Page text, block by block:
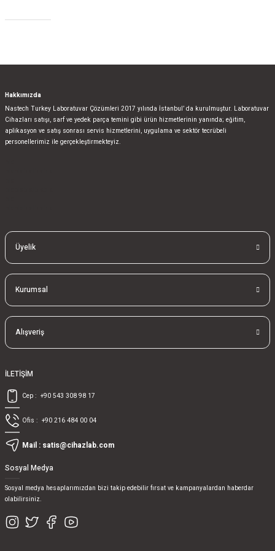
Hakkımızda
Nastech Turkey Laboratuvar Çözümleri 2017 yılında İstanbul’ da kurulmuştur. Laboratuvar
Cihazları satışı, sarf ve yedek parça temini gibi ürün hizmetlerinin yanında; eğitim,
aplikasyon ve satış sonrası servis hizmetlerini, uygulama ve sektör tecrübeli
personellerimiz ile gerçekleştirmekteyiz.
Üyelik
Kurumsal
Alışveriş
İLETİŞİM
Cep : +90 543 308 98 17
Ofis : +90 216 484 00 04
Mail : satis@cihazlab.com
Sosyal Medya
Sosyal medya hesaplarımızdan bizi takip edebilir fırsat ve kampanyalardan haberdar
olabilirsiniz.